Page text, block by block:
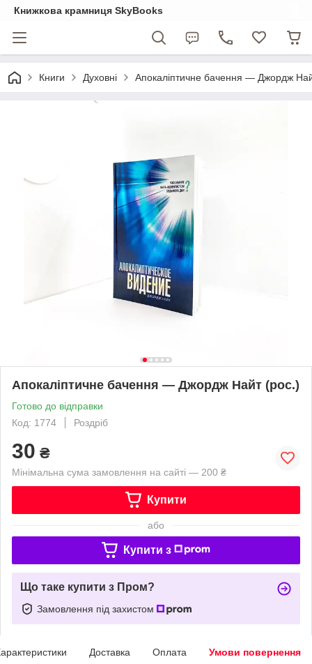
Книжкова крамниця SkyBooks
Книги Духовні Апокаліптичне бачення — Джордж
Апокаліптичне бачення — Джордж Найт (рос.)
Готово до відправки
Код: 1774
Роздріб
30 ₴
Мінімальна сума замовлення на сайті — 200 ₴
Купити
або
Купити з
Що таке купити з Пром?
Замовлення під захистом
Доставка Оплата Умови повернення